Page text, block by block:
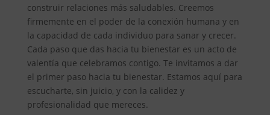
construir relaciones más saludables. Creemos
firmemente en el poder de la conexión humana y en
la capacidad de cada individuo para sanar y crecer.
Cada paso que das hacia tu bienestar es un acto de
valentía que celebramos contigo. Te invitamos a dar
el primer paso hacia tu bienestar. Estamos aquí para
escucharte, sin juicio, y con la calidez y
profesionalidad que mereces.